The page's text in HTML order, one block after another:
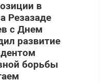
в
Резазаде
с Днем
развитие
борьбы